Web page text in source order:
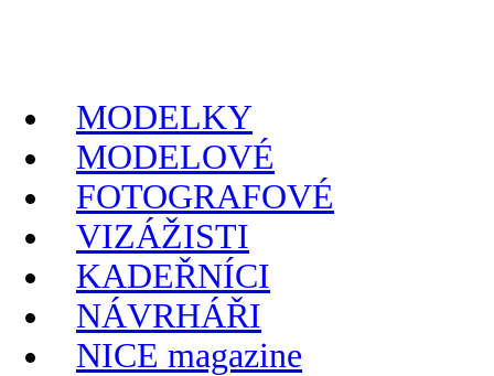
MODELKY
MODELOVÉ
FOTOGRAFOVÉ
VIZÁŽISTI
KADEŘNÍCI
NÁVRHÁŘI
NICE magazine